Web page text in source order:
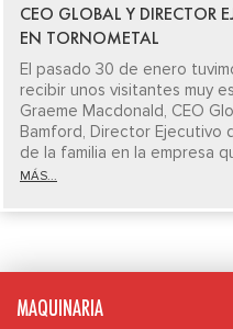
CEO GLOBAL Y DIRECTOR
EN TORNOMETAL
El pasado 30 de enero
recibir unos visitantes muy
Graeme Macdonald, CEO
Bamford, Director Ejecutivo
de la familia en la empresa
MÁS...
MAQUINARIA